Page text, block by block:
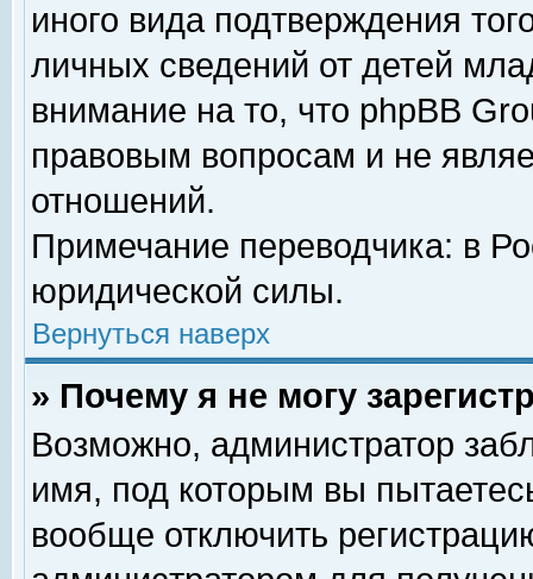
иного вида подтверждения
личных сведений от детей
внимание на то, что phpBB
правовым вопросам и не
отношений.
Примечание переводчика: в
юридической силы.
Вернуться наверх
» Почему я не могу
Возможно, администратор
имя, под которым вы
вообще отключить